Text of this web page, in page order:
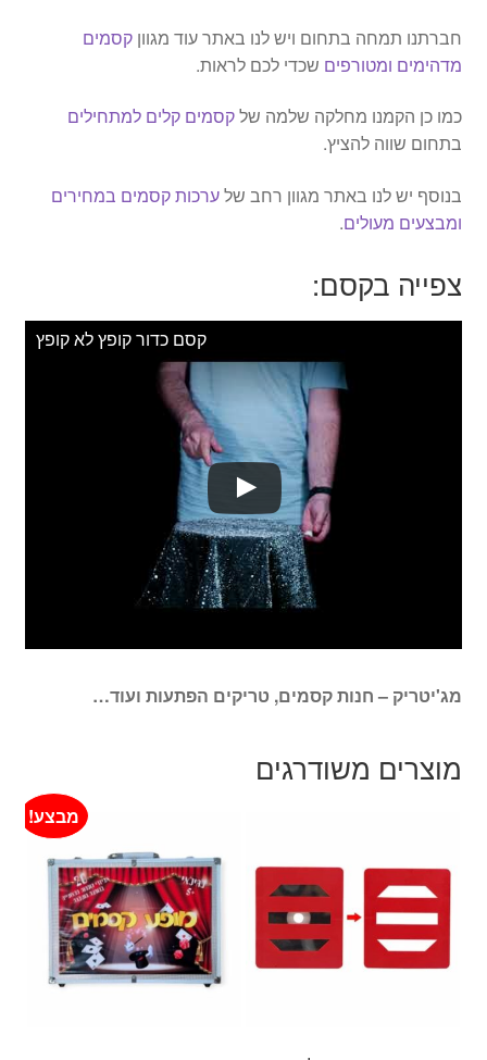
חברתנו תמחה בתחום ויש לנו באתר עוד מגוון קסמים
מדהימים ומטורפים שכדי לכם לראות.
כמו כן הקמנו מחלקה שלמה שלקסמים קלים למתחילים
בתחום שווה להציץ.
בנוסף יש לנו באתר מגוון רחב שלערכות קסמים במחירים
ומבצעים מעולים.
צפייה בקסם:
קסם כדור קופץ לא קופץ
מג'יטריק – חנות קסמים, טריקים הפתעות ועוד…
מוצרים משודרגים
מבצע!